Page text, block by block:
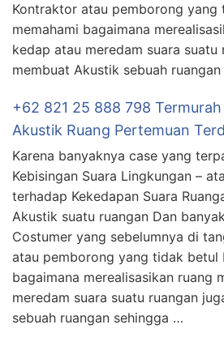
Kontraktor atau pemborong yang
memahami bagaimana
kedap atau meredam suara suatu
membuat Akustik sebuah
+62 821 25 888 798
Akustik Ruang Pertemuan
Karena banyaknya case yang
Kebisingan Suara Lingkungan –
terhadap Kekedapan Suara
Akustik suatu ruangan Dan
Costumer yang sebelumnya di
atau pemborong yang tidak betul
bagaimana merealisasikan ruang
meredam suara suatu ruangan
sebuah ruangan sehingga …